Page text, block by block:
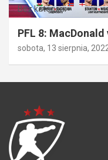
Bez kategorii
PFL 8:
sobota, 13 sierpnia,